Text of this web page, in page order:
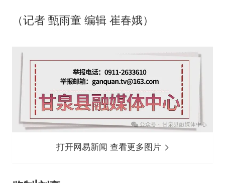
（记者 甄雨童 编辑 崔春娥）
打开网易新闻 查看更多图片